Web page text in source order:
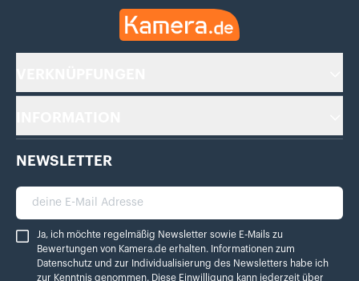
Kamera.de
NEWSLETTER
deine E-Mail Adresse
Ja, ich möchte regelmäßig Newsletter sowie E-Mails zu Bewertungen von
Ja, ich möchte regelmäßig Newsletter sowie E-Mails zu
Bewertungen von Kamera.de erhalten. Informationen zum
Datenschutz und zur Individualisierung des Newsletters habe ich
zur Kenntnis genommen. Diese Einwilligung kann jederzeit über